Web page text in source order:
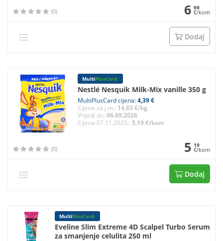
(0) 6 99
€/kom
Dodaj
MultiPlusCard
Nestlé Nesquik Milk-Mix vanille 350 g
MultiPlusCard cijena:4,39 €
Cijena za j.m.: 14,83 €/kg
Vrijedi do: 06.09.2026
Cijena 07.11.2025.: 5,19 €/kom
(0) 5 19
€/kom
Dodaj
MultiPlusCard
Eveline Slim Extreme 4D Scalpel Turbo Serum
za smanjenje celulita 250 ml